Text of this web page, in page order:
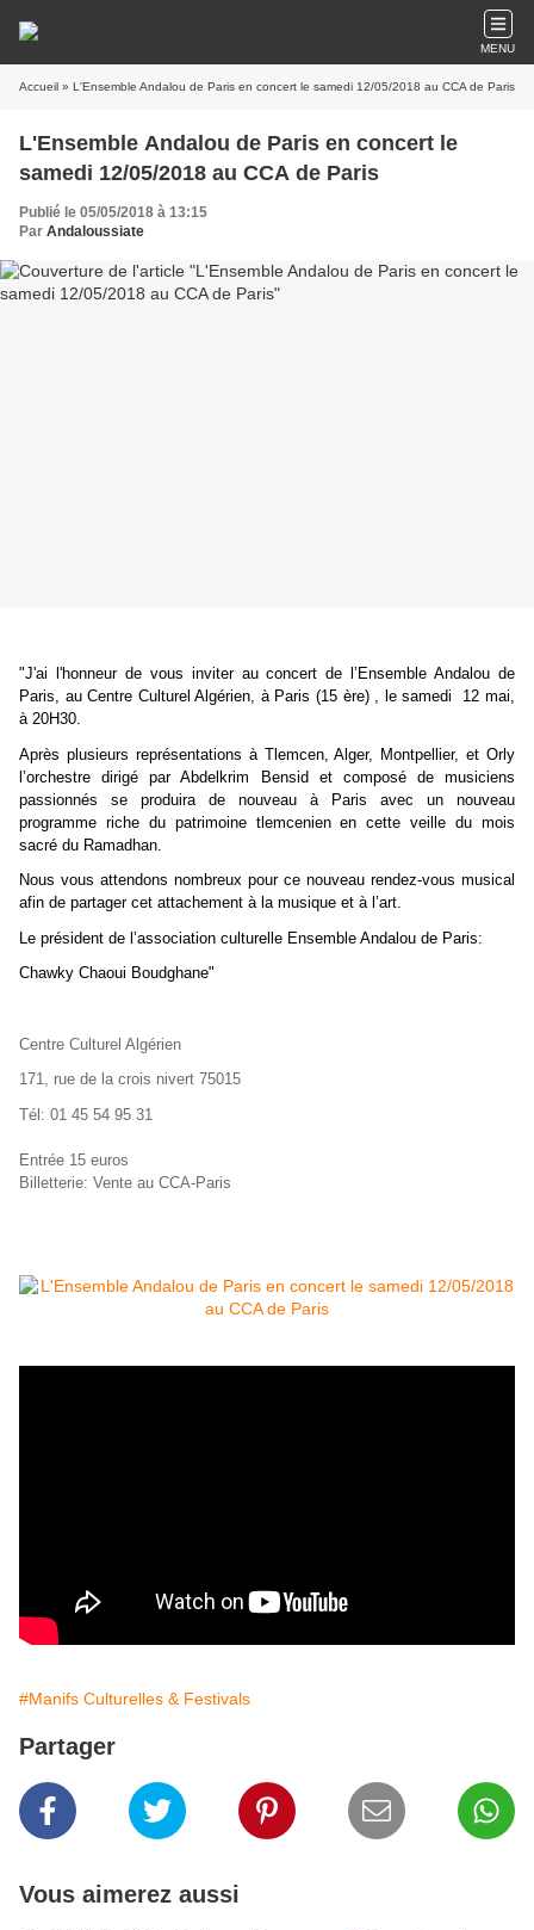
MENU
Accueil » L'Ensemble Andalou de Paris en concert le samedi 12/05/2018 au CCA de Paris
L'Ensemble Andalou de Paris en concert le
samedi 12/05/2018 au CCA de Paris
Publié le 05/05/2018 à 13:15
Par Andaloussiate
"J'ai l'honneur de vous inviter au concert de l’Ensemble Andalou de
Paris, au Centre Culturel Algérien, à Paris (15 ère) , le samedi 12 mai,
à 20H30.
Après plusieurs représentations à Tlemcen, Alger, Montpellier, et Orly
l’orchestre dirigé par Abdelkrim Bensid et composé de musiciens
passionnés se produira de nouveau à Paris avec un nouveau
programme riche du patrimoine tlemcenien en cette veille du mois
sacré du Ramadhan.
Nous vous attendons nombreux pour ce nouveau rendez-vous musical
afin de partager cet attachement à la musique et à l’art.
Le président de l’association culturelle Ensemble Andalou de Paris:
Chawky Chaoui Boudghane"
Centre Culturel Algérien
171, rue de la crois nivert 75015
Tél: 01 45 54 95 31
Entrée 15 euros
Billetterie: Vente au CCA-Paris
#Manifs Culturelles & Festivals
Partager
Vous aimerez aussi